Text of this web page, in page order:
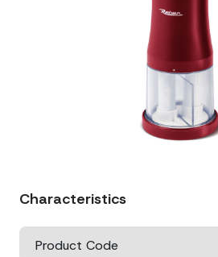
Characteristics
Product Code